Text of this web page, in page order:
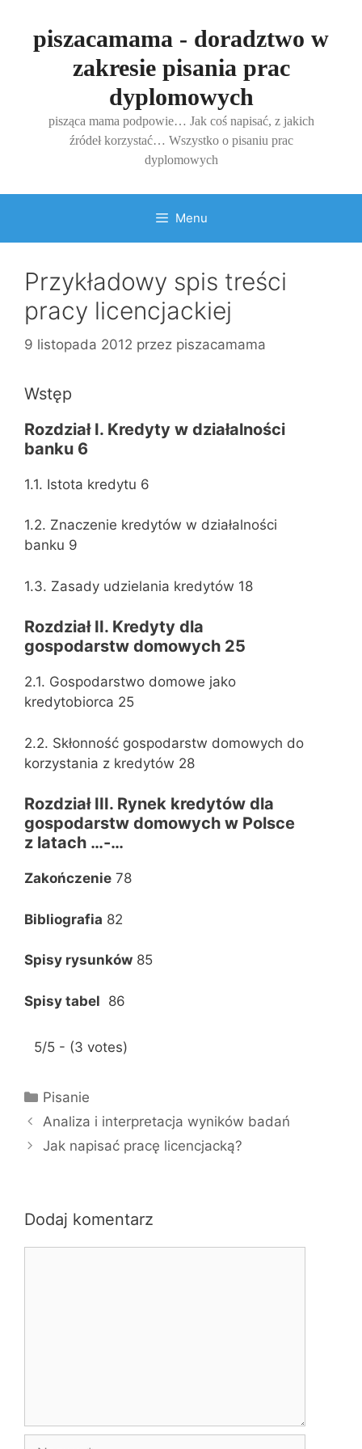
treścipiszacamama - doradztwo w
zakresie pisania prac
dyplomowych
pisząca mama podpowie… Jak coś napisać, z jakich
źródeł korzystać… Wszystko o pisaniu prac
dyplomowych
Menu
Przykładowy spis treści
pracy licencjackiej
9 listopada 2012 przez piszacamama
Wstęp
Rozdział I. Kredyty w działalności
banku 6
1.1. Istota kredytu 6
1.2. Znaczenie kredytów w działalności
banku 9
1.3. Zasady udzielania kredytów 18
Rozdział II. Kredyty dla
gospodarstw domowych 25
2.1. Gospodarstwo domowe jako
kredytobiorca 25
2.2. Skłonność gospodarstw domowych do
korzystania z kredytów 28
Rozdział III. Rynek kredytów dla
gospodarstw domowych w Polsce
z latach …-…
Zakończenie 78
Bibliografia 82
Spisy rysunków 85
Spisy tabel 86
5/5 - (3 votes)
K
a
e
r
Pisanie
Analiza i interpretacja wyników badań
Jak napisać pracę licencjacką?
Dodaj komentarz